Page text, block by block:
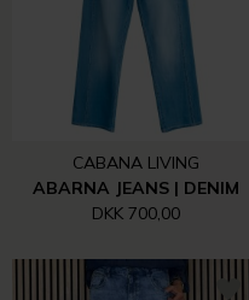
CABANA LIVING
ABARNA JEANS | DENIM
DKK 700,00